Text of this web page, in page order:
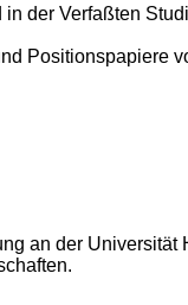
der Verfaßten
Positionspapiere
an der Universität